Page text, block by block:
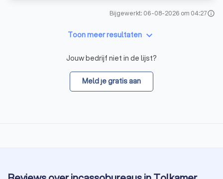
Bijgewerkt: 06-08-2026 om 04:27info
Toon meer resultaten keyboard_arrow_down
Jouw bedrijf niet in de lijst?
Meld je gratis aan